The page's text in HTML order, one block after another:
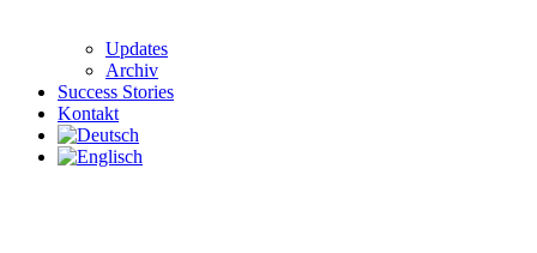
Updates
Archiv
Success Stories
Kontakt